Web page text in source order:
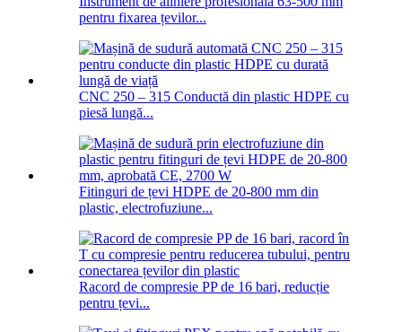
pentru fixarea țevilor...
CNC 250 – 315 Conductă din plastic HDPE cu
piesă lungă...
Fitinguri de țevi HDPE de 20-800 mm din
plastic, electrofuziune...
Racord de compresie PP de 16 bari, reducție
pentru țevi...